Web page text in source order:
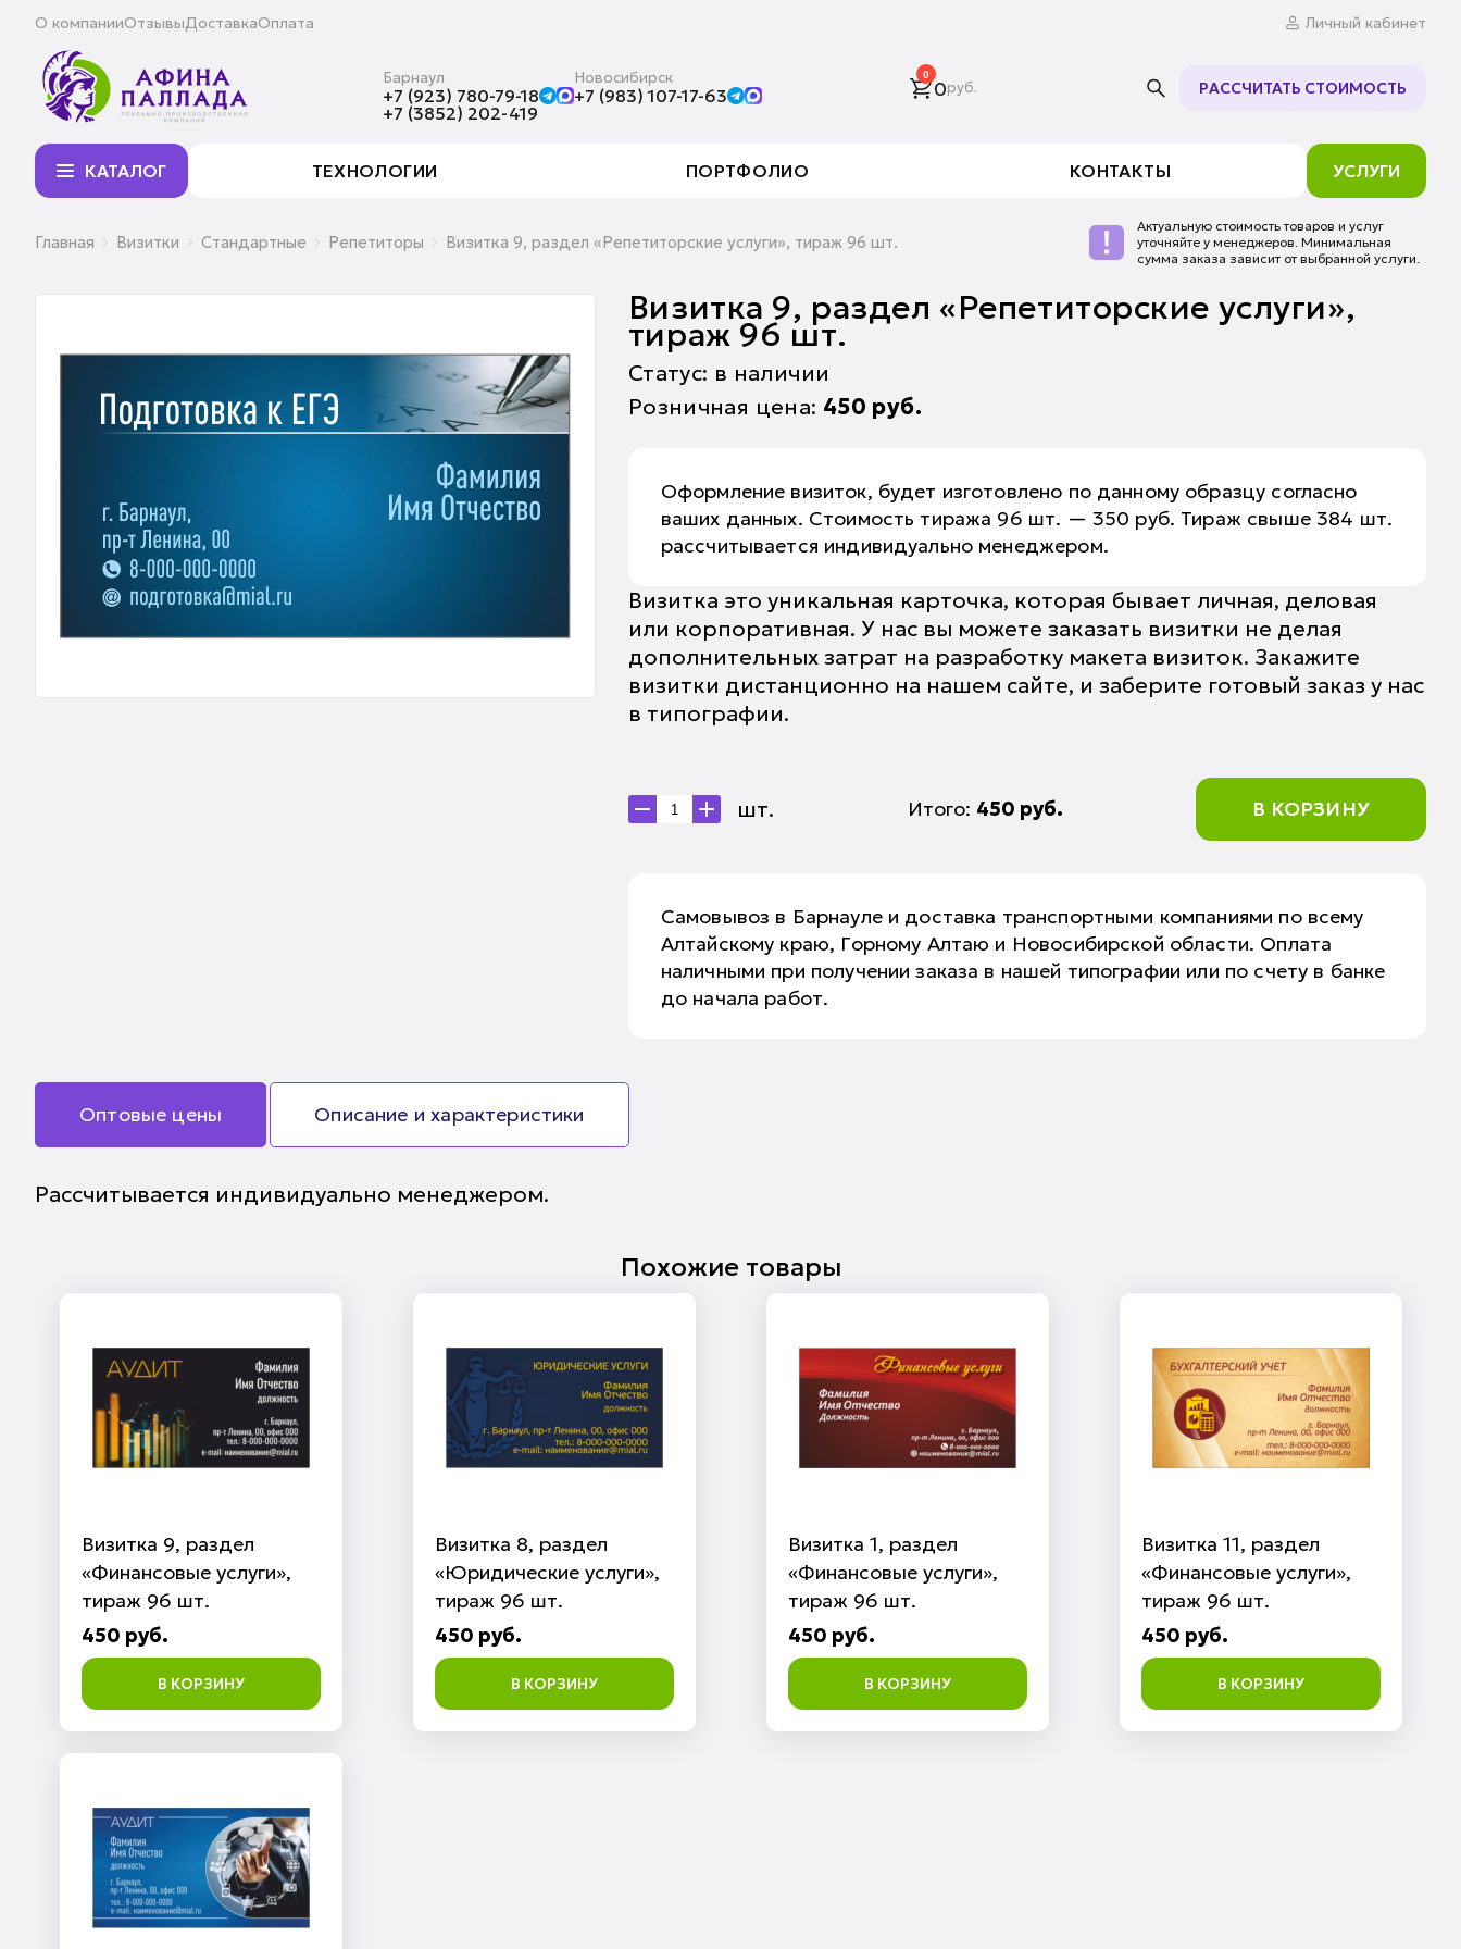
О компанииОтзывыДоставкаОплата Личный кабинет
Барнаул
+7 (923) 780-79-18
+7 (3852) 202-419
Новосибирск
+7 (983) 107-17-63
0
0руб. РАССЧИТАТЬ СТОИМОСТЬ
КАТАЛОГ ТЕХНОЛОГИИ ПОРТФОЛИО КОНТАКТЫ УСЛУГИ
Главная Визитки Стандартные Репетиторы Визитка 9, раздел «Репетиторские услуги», тираж 96 шт.
Актуальную стоимость товаров и услуг
уточняйте у менеджеров. Минимальная
сумма заказа зависит от выбранной услуги.
Визитка 9, раздел «Репетиторские услуги»,
тираж 96 шт.
Статус: в наличии
Розничная цена: 450 руб.
Оформление визиток, будет изготовлено по данному образцу согласно
ваших данных. Стоимость тиража 96 шт. — 350 руб. Тираж свыше 384 шт.
рассчитывается индивидуально менеджером.
Визитка это уникальная карточка, которая бывает личная, деловая
или корпоративная. У нас вы можете заказать визитки не делая
дополнительных затрат на разработку макета визиток. Закажите
визитки дистанционно на нашем сайте, и заберите готовый заказ у нас
в типографии.
шт. Итого: 450 руб. В КОРЗИНУ
Самовывоз в Барнауле и доставка транспортными компаниями по всему
Алтайскому краю, Горному Алтаю и Новосибирской области. Оплата
наличными при получении заказа в нашей типографии или по счету в банке
до начала работ.
Оптовые цены Описание и характеристики
Рассчитывается индивидуально менеджером.
Похожие товары
Визитка 9, раздел
«Финансовые услуги»,
тираж 96 шт.
450 руб.
В КОРЗИНУ
Визитка 8, раздел
«Юридические услуги»,
тираж 96 шт.
450 руб.
В КОРЗИНУ
Визитка 1, раздел
«Финансовые услуги»,
тираж 96 шт.
450 руб.
В КОРЗИНУ
Визитка 11, раздел
«Финансовые услуги»,
тираж 96 шт.
450 руб.
В КОРЗИНУ